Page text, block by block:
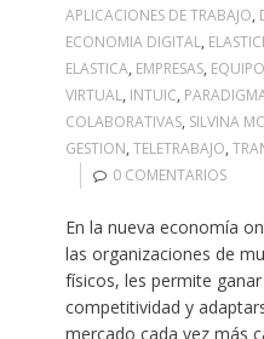
APLICACIONES DE TRABAJO,
ECONOMIA DIGITAL,
ELASTICA, EMPRESAS,
VIRTUAL, INTUIC,
COLABORATIVAS, SILVINA
GESTION, TELETRABAJO,
0 COMENTARIOS
En la nueva economía
las organizaciones de
físicos, les permite
competitividad y
mercado cada vez más